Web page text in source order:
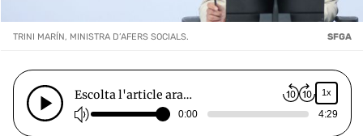
TRINI MARÍN, MINISTRA D’AFERS SOCIALS. SFGA
Escolta l'article ara… 1x
0:00 4:29